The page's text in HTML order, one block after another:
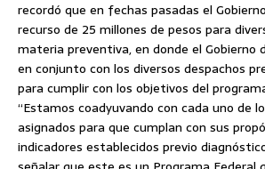
recordó que en fechas pasadas el
recurso de 25 millones de pesos para
materia preventiva, en donde el Gobierno
en conjunto con los diversos despachos
para cumplir con los objetivos del
“Estamos coadyuvando con cada uno de
asignados para que cumplan con sus
indicadores establecidos previo